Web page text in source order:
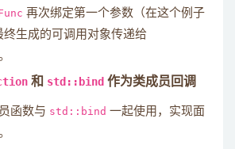
再次绑定第一个参数（在这个例子
生成的可调用对象传递给
和 std::bind 作为类成员回调
函数与 std::bind 一起使用，实现面